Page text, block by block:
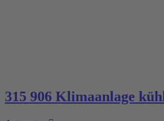
315 906 Klimaanlage